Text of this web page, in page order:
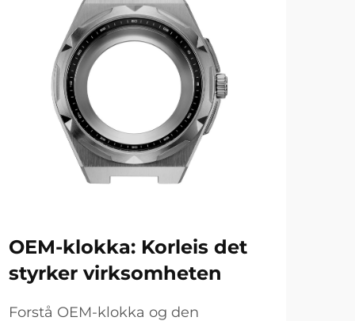
OEM-klokka: Korleis det
styrker virksomheten
Forstå OEM-klokka og den